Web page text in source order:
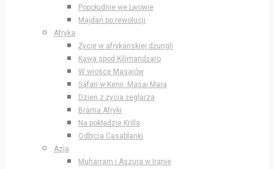
Popołudnie we Lwowie
Majdan po rewolucji
Afryka
Życie w afrykańskiej dżungli
Kawa spod Kilimandżaro
W wiosce Masajów
Safari w Kenii: Masai Mara
Dzień z życia żeglarza
Brama Afryki
Na pokładzie Krilla
Odbicia Casablanki
Azja
Muharram i Aszura w Iranie